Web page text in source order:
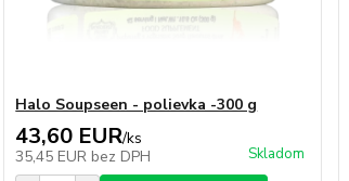
Halo Soupseen - polievka -300 g
43,60 EUR/ks
35,45 EUR bez DPH Skladom